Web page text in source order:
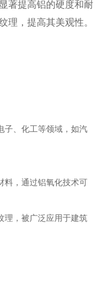
著提高铝的硬度和耐
理，提高其美观性。
子、化工等领域，如汽
料，通过铝氧化技术可
理，被广泛应用于建筑